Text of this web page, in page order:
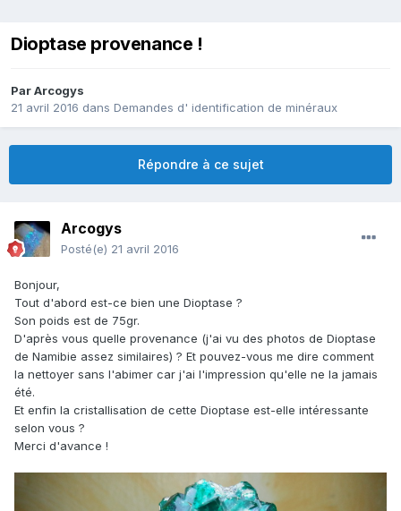
Dioptase provenance !
ParArcogys
21 avril 2016 dans Demandes d' identification de minéraux
Répondre à ce sujet
Arcogys
Posté(e) 21 avril 2016
Bonjour,
Tout d'abord est-ce bien une Dioptase ?
Son poids est de 75gr.
D'après vous quelle provenance (j'ai vu des photos de Dioptase
de Namibie assez similaires) ? Et pouvez-vous me dire comment
la nettoyer sans l'abimer car j'ai l'impression qu'elle ne la jamais
été.
Et enfin la cristallisation de cette Dioptase est-elle intéressante
selon vous ?
Merci d'avance !